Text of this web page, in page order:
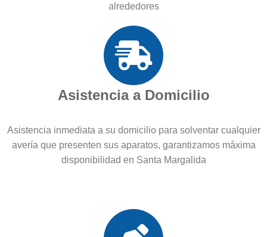
alrededores
Asistencia a Domicilio
Asistencia inmediata a su domicilio para solventar cualquier
avería que presenten sus aparatos, garantizamos máxima
disponibilidad en Santa Margalida